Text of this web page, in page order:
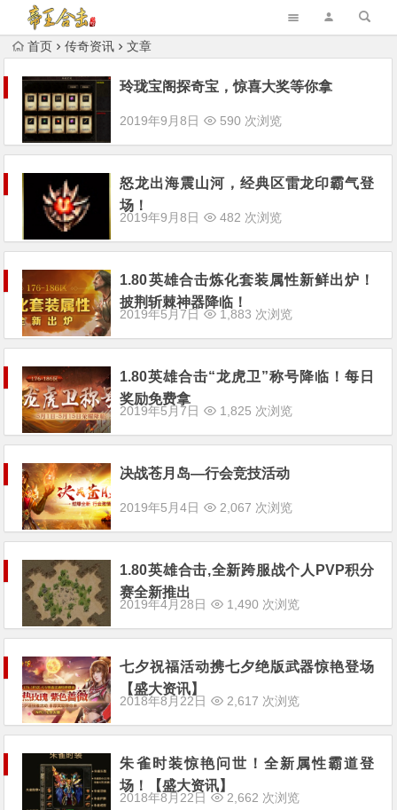
首页 传奇资讯 文章
玲珑宝阁探奇宝，惊喜大奖等你拿
2019年9月8日 590 次浏览
怒龙出海震山河，经典区雷龙印霸气登
场！
2019年9月8日 482 次浏览
1.80英雄合击炼化套装属性新鲜出炉！
披荆斩棘神器降临！
2019年5月7日 1,883 次浏览
1.80英雄合击“龙虎卫”称号降临！每日
奖励免费拿
2019年5月7日 1,825 次浏览
决战苍月岛—行会竞技活动
2019年5月4日 2,067 次浏览
1.80英雄合击,全新跨服战个人PVP积分
赛全新推出
2019年4月28日 1,490 次浏览
七夕祝福活动携七夕绝版武器惊艳登场
【盛大资讯】
2018年8月22日 2,617 次浏览
朱雀时装惊艳问世！全新属性霸道登
场！【盛大资讯】
2018年8月22日 2,662 次浏览